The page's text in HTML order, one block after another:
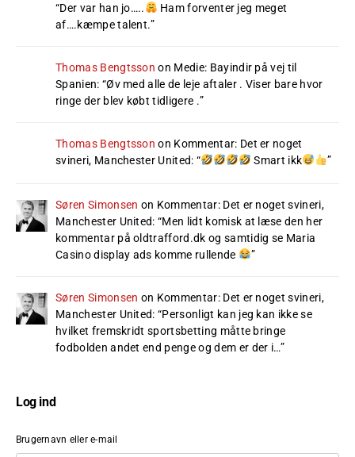
“Der var han jo…..
Ham forventer jeg meget
af….kæmpe talent.”
Thomas Bengtsson on Medie: Bayindir på vej til
Spanien: “Øv med alle de leje aftaler . Viser bare hvor
ringe der blev købt tidligere .”
Thomas Bengtsson on Kommentar: Det er noget
svineri, Manchester United: “ Smart ikk ”
Søren Simonsen on Kommentar: Det er noget svineri,
Manchester United: “Men lidt komisk at læse den her
kommentar på oldtrafford.dk og samtidig se Maria
Casino display ads komme rullende
”
Søren Simonsen on Kommentar: Det er noget svineri,
Manchester United: “Personligt kan jeg kan ikke se
hvilket fremskridt sportsbetting måtte bringe
fodbolden andet end penge og dem er der i…”
Log ind
Brugernavn eller e-mail